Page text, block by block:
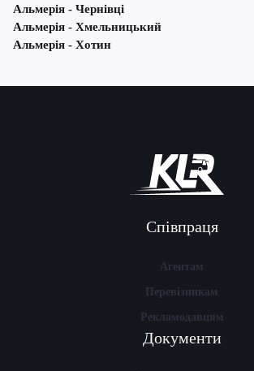
Альмерія - Чернівці
Альмерія - Хмельницький
Альмерія - Хотин
Співпраця
Агентам
Перевізникам
Рекламодавцям
Документи